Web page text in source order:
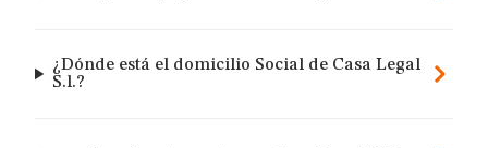
¿Dónde está el domicilio Social de Casa Legal
S.l.?